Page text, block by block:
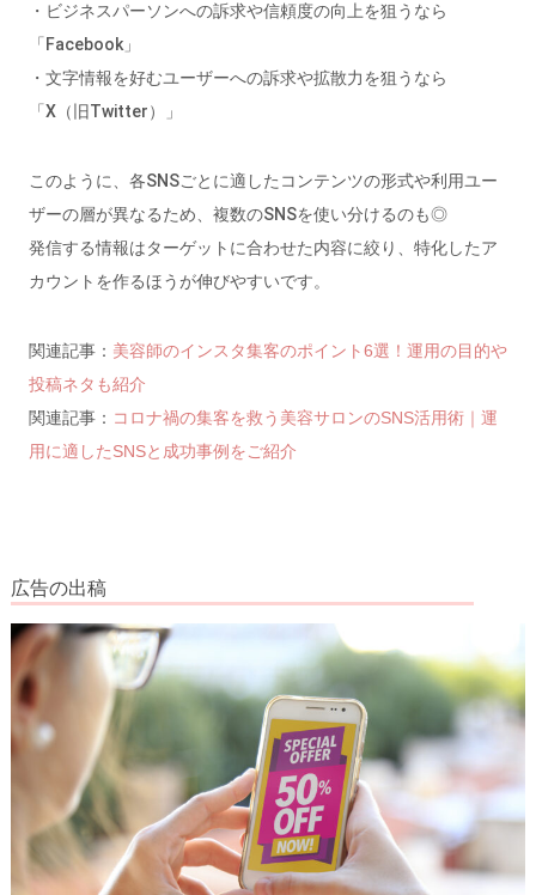
・ビジネスパーソンへの訴求や信頼度の向上を狙うなら
「Facebook」
・文字情報を好むユーザーへの訴求や拡散力を狙うなら
「X（旧Twitter）」
このように、各SNSごとに適したコンテンツの形式や利用ユー
ザーの層が異なるため、複数のSNSを使い分けるのも◎
発信する情報はターゲットに合わせた内容に絞り、特化したア
カウントを作るほうが伸びやすいです。
関連記事： 美容師のインスタ集客のポイント6選！運用の目的や
投稿ネタも紹介
関連記事： コロナ禍の集客を救う美容サロンのSNS活用術｜運
用に適したSNSと成功事例をご紹介
広告の出稿